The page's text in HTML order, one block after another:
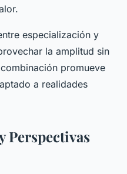
especialización y
la amplitud sin
promueve
a realidades
Perspectivas